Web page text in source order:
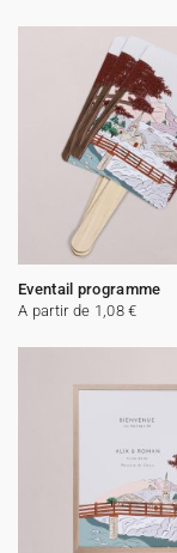
Eventail programme
A partir de 1,08 €